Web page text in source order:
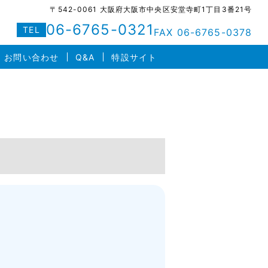
お問い合わせ Q&A 特設サイト
〒542-0061 大阪府大阪市中央区安堂寺町1丁目3番21号
TEL 06-6765-0321 FAX 06-6765-0378